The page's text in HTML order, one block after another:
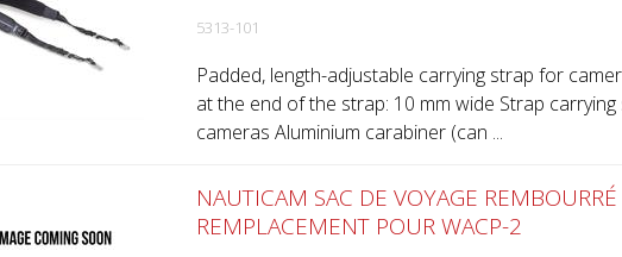
5313-101
Padded, length-adjustable carrying strap for
at the end of the strap: 10 mm wide Strap carrying
cameras Aluminium carabiner (can ...
NAUTICAM SAC DE VOYAGE
REMPLACEMENT POUR WACP-2